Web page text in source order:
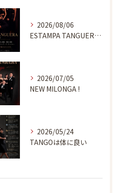
2026/08/06
ESTAMPA TANGUERA MILONGA
2026/07/05
NEW MILONGA !
2026/05/24
TANGOは体に良い